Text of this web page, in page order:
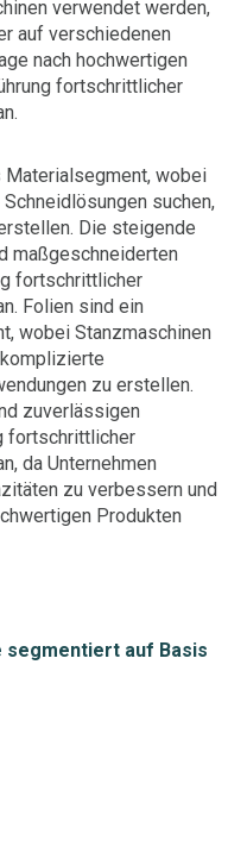
verwendet werden,
auf verschiedenen
nach hochwertigen
fortschrittlicher
wobei
suchen,
Die steigende
maßgeschneiderten
fortschrittlicher
Folien sind ein
wobei Stanzmaschinen
zu erstellen.
zuverlässigen
fortschrittlicher
da Unternehmen
zu verbessern und
Produkten
segmentiert auf Basis